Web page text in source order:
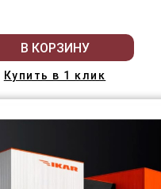
В КОРЗИНУ
Купить в 1 клик